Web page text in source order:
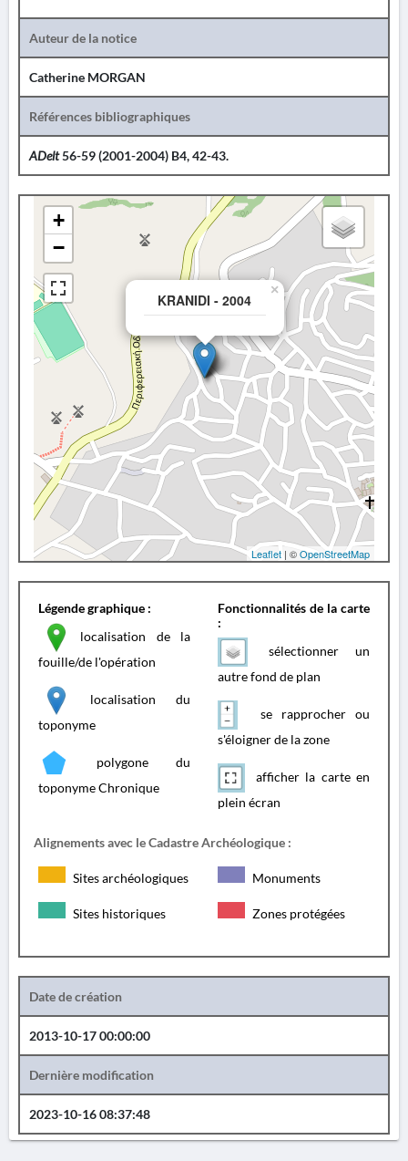
Auteur de la notice
Catherine MORGAN
Références bibliographiques
ADelt56-59 (2001-2004) B4, 42-43.
KRANIDI - 2004
×
+
−
Leaflet | ©OpenStreetMap
Légende graphique :
localisation de la
fouille/de l'opération
localisation du
toponyme
polygone du
toponyme Chronique
Fonctionnalités de la carte
:
sélectionner un
autre fond de plan
se rapprocher ou
s'éloigner de la zone
afficher la carte en
plein écran
Alignements avec le Cadastre Archéologique :
Sites archéologiques Monuments
Sites historiques Zones protégées
Date de création
2013-10-17 00:00:00
Dernière modification
2023-10-16 08:37:48